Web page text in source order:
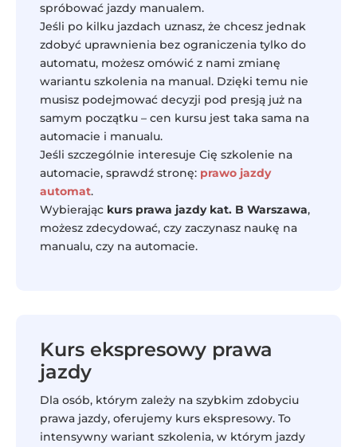
spróbować jazdy manualem.
Jeśli po kilku jazdach uznasz, że chcesz jednak
zdobyć uprawnienia bez ograniczenia tylko do
automatu, możesz omówić z nami zmianę
wariantu szkolenia na manual. Dzięki temu nie
musisz podejmować decyzji pod presją już na
samym początku – cen kursu jest taka sama na
automacie i manualu.
Jeśli szczególnie interesuje Cię szkolenie na
automacie, sprawdź stronę: prawo jazdy
automat.
Wybierając kurs prawa jazdy kat. B Warszawa,
możesz zdecydować, czy zaczynasz naukę na
manualu, czy na automacie.
Kurs ekspresowy prawa
jazdy
Dla osób, którym zależy na szybkim zdobyciu
prawa jazdy, oferujemy kurs ekspresowy. To
intensywny wariant szkolenia, w którym jazdy